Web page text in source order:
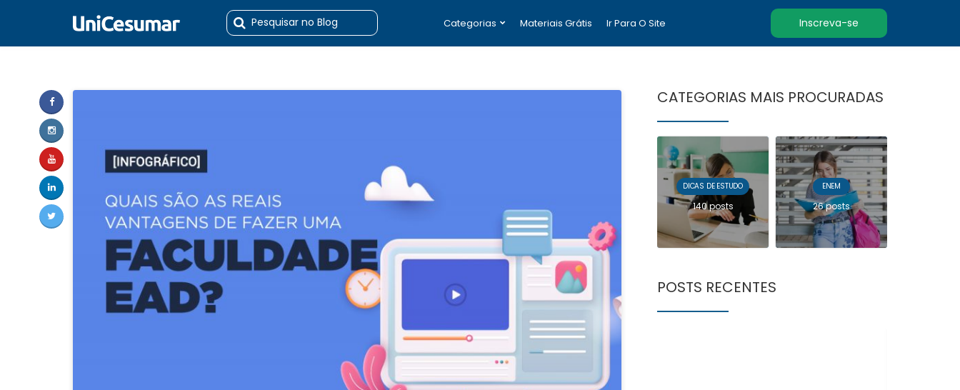
Categorias Materiais Grátis Ir Para O Site Inscreva-se
CATEGORIAS MAIS PROCURADAS
DICAS DE ESTUDO
140 posts
ENEM
26 posts
POSTS RECENTES